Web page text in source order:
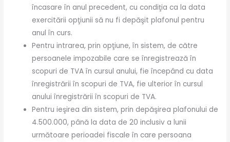
încasare în anul precedent, cu condiţia ca la data
exercitării opţiunii să nu fi depăşit plafonul pentru
anul în curs.
Pentru intrarea, prin opţiune, în sistem, de către
persoanele impozabile care se înregistrează în
scopuri de TVA în cursul anului, fie începând cu data
înregistrării în scopuri de TVA, fie ulterior în cursul
anului înregistrării în scopuri de TVA.
Pentru ieşirea din sistem, prin depăşirea plafonului de
4.500.000, până la data de 20 inclusiv a lunii
următoare perioadei fiscale în care persoana